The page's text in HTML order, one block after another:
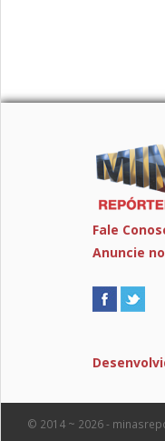
Fale
Anuncie
© 2014 ~ 2026 -